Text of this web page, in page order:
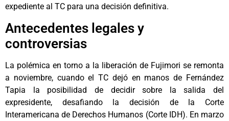
expediente al TC para una decisión definitiva.
Antecedentes legales y
controversias
La polémica en torno a la liberación de Fujimori se remonta
a noviembre, cuando el TC dejó en manos de Fernández
Tapia la posibilidad de decidir sobre la salida del
expresidente, desafiando la decisión de la Corte
Interamericana de Derechos Humanos (Corte IDH). En marzo